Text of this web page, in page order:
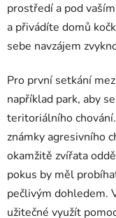
prostředí a pod
a přivádíte domů
sebe navzájem
Pro první setkání
například park, aby
teritoriálního
známky agresivního
okamžitě zvířata
pokus by měl
pečlivým dohledem.
užitečné využít